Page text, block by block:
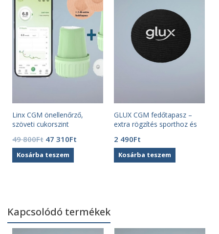
Linx CGM önellenőrző,
szöveti cukorszint
49 800Ft Original
price
was:
47 310FtCurrent
Kosárba teszem
GLUX CGM fedőtapasz –
extra rögzítés sporthoz és
db/csomag) -fekete
2 490Ft
Kosárba teszem
Kapcsolódó termékek